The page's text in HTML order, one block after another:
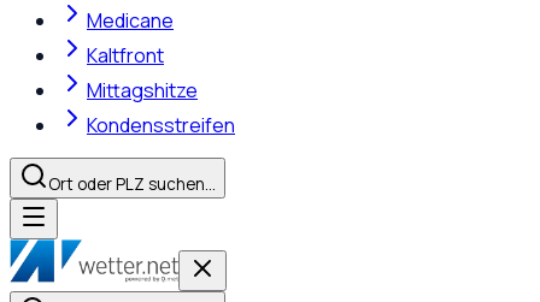
Medicane
Kaltfront
Mittagshitze
Kondensstreifen
Ort oder PLZ suchen…